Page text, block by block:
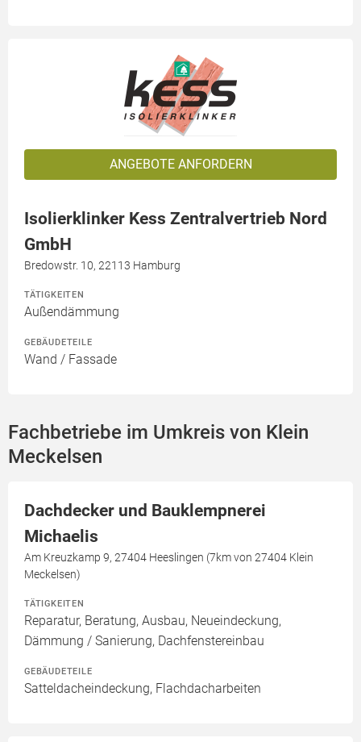
ANGEBOTE ANFORDERN
Isolierklinker Kess Zentralvertrieb Nord
GmbH
Bredowstr. 10, 22113 Hamburg
TÄTIGKEITEN
Außendämmung
GEBÄUDETEILE
Wand / Fassade
Fachbetriebe im Umkreis von Klein
Meckelsen
Dachdecker und Bauklempnerei
Michaelis
Am Kreuzkamp 9, 27404 Heeslingen (7km von 27404 Klein
Meckelsen)
TÄTIGKEITEN
Reparatur, Beratung, Ausbau, Neueindeckung,
Dämmung / Sanierung, Dachfenstereinbau
GEBÄUDETEILE
Satteldacheindeckung, Flachdacharbeiten